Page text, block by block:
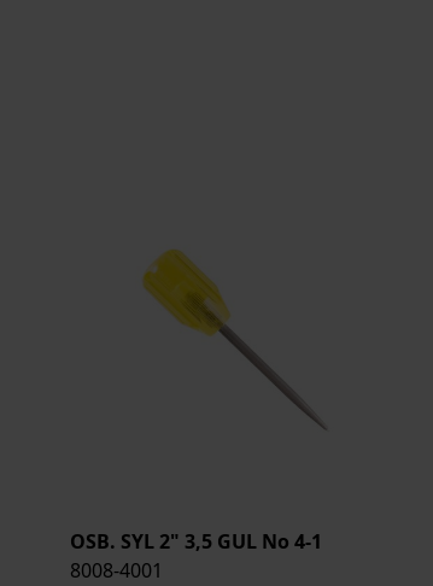
OSB. SYL 2" 3,5 GUL No 4-1
8008-4001